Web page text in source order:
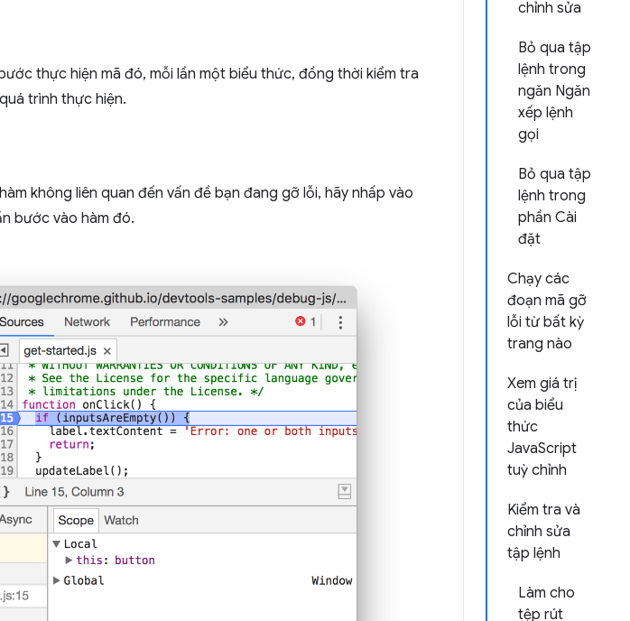
chỉnh sửa
Bỏ qua tập
lệnh trong
ngăn Ngăn
xếp lệnh
gọi
Bỏ qua tập
lệnh trong
phần Cài
đặt
Chạy các
đoạn mã gỡ
lỗi từ bất kỳ
trang nào
Xem giá trị
của biểu
thức
JavaScript
tuỳ chỉnh
Kiểm tra và
chỉnh sửa
tập lệnh
Làm cho
tệp rút
thực hiện mã đó, mỗi lần một biểu thức, đồng thời kiểm tra
trình thực hiện.
không liên quan đến vấn đề bạn đang gỡ lỗi, hãy nhấp vào
bước vào hàm đó.